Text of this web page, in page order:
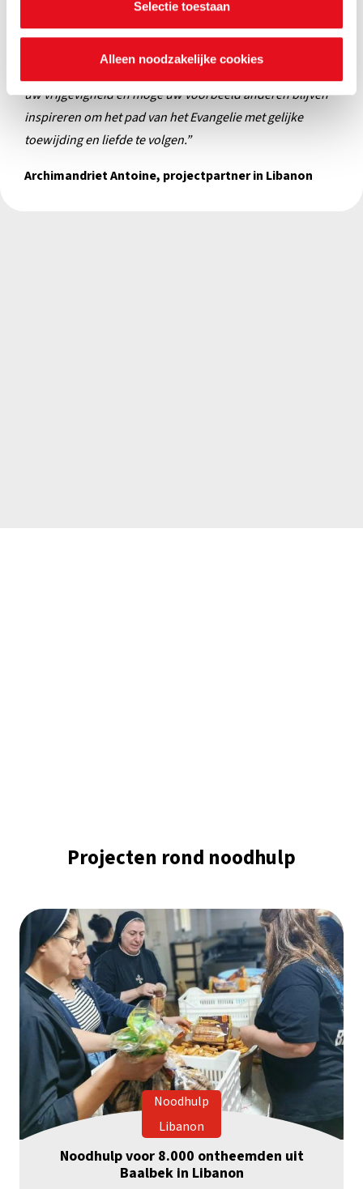
Selectie toestaan
Alleen noodzakelijke cookies
te delen in onze hedendaagse wereld. Met uw hulp
kunnen we niet alleen ons educatief doel nastreven, maar
gemeenschappen. Moge de Heer u rijkelijk zegenen voor
uw vrijgevigheid en moge uw voorbeeld anderen blijven
inspireren om het pad van het Evangelie met gelijke
toewijding en liefde te volgen.”
Archimandriet Antoine, projectpartner in Libanon
Projecten rond noodhulp
Noodhulp
Libanon
Noodhulp voor 8.000 ontheemden uit
Baalbek in Libanon